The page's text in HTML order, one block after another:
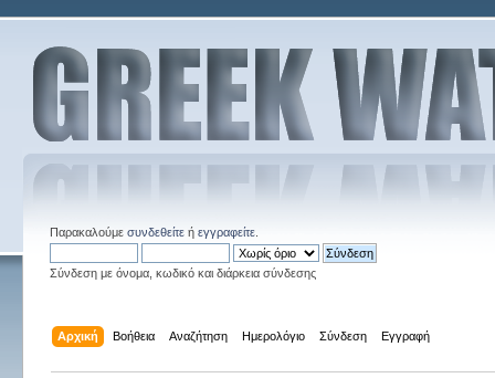
Παρακαλούμε συνδεθείτεή εγγραφείτε.
Σύνδεση με όνομα, κωδικό και διάρκεια σύνδεσης
Αρχική Βοήθεια Αναζήτηση Ημερολόγιο Σύνδεση Εγγραφή